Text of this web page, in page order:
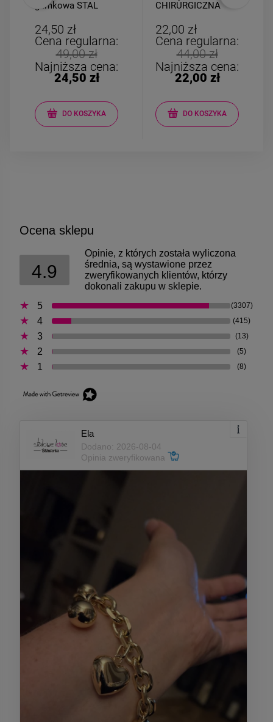
gumkowa STAL
perełki serce
24,50 zł
Cena regularna:
49,00 zł
Najniższa cena:
24,50 zł
DO KOSZYKA
CHIRURGICZNA
biały
22,00 zł
Cena regularna:
44,00 zł
Najniższa cena:
22,00 zł
DO KOSZYKA
Ocena sklepu
4.9
Opinie, z których została wyliczona
średnia, są wystawione przez
zweryfikowanych klientów, którzy
dokonali zakupu w sklepie.
5
(3307)
4 (415)
3 (13)
2 (5)
1 (8)
Ela
Dodano: 2026-08-04
Opinia zweryfikowana